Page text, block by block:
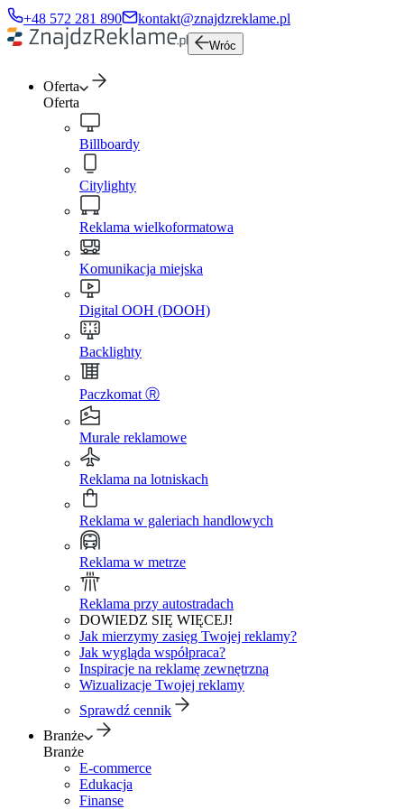
+48 572 281 890 kontakt@znajdzreklame.pl
Wróc
Oferta
Oferta
Billboardy
Citylighty
Reklama wielkoformatowa
Komunikacja miejska
Digital OOH (DOOH)
Backlighty
Paczkomat Ⓡ
Murale reklamowe
Reklama na lotniskach
Reklama w galeriach handlowych
Reklama w metrze
Reklama przy autostradach
DOWIEDZ SIĘ WIĘCEJ!
Jak mierzymy zasięg Twojej reklamy?
Jak wygląda współpraca?
Inspiracje na reklamę zewnętrzną
Wizualizacje Twojej reklamy
Sprawdź cennik
Branże
Branże
E-commerce
Edukacja
Finanse